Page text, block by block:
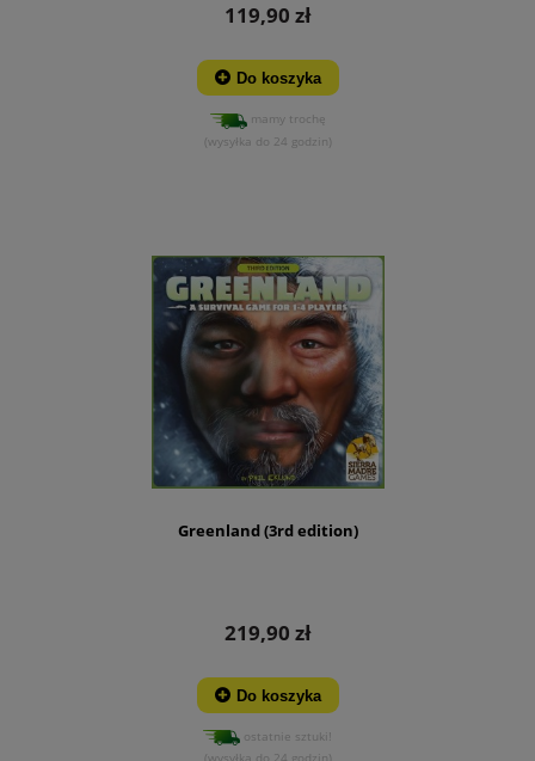
119,90 zł
Do koszyka
mamy trochę
(wysyłka do 24 godzin)
Greenland (3rd edition)
219,90 zł
Do koszyka
ostatnie sztuki!